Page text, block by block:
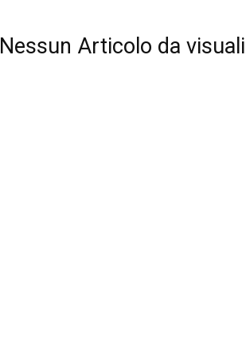
Nessun Articolo da